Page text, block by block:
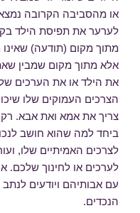
או מהסביבה הקרובה
לערער את תפיסת הילד
מתוך מקום (תודעה)
אלא מתוך מקום שמבין
את הילד או את הערכים
הצרכים העמוקים שלו
צריך את אמא ואת אבא.
ביחד למה שהוא חושב
לצרכים האמיתיים שלו,
לערכים או לחינוך שלכם.
עם אבותיהם ויודעים
הנכדים.